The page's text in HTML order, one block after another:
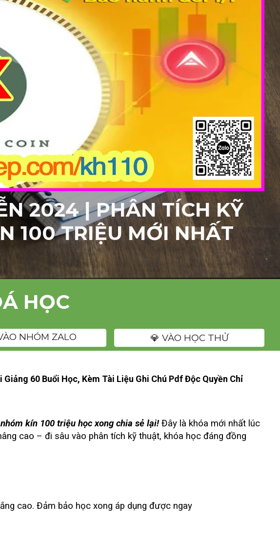
2024 | PHÂN TÍCH KỸ
100 TRIỆU MỚI NHẤT
HỌC
NHÓM ZALO 💎 VÀO HỌC THỬ
Giảng 60 Buổi Học, Kèm Tài Liệu Ghi Chú Pdf Độc Quyền Chỉ
kín 100 triệu học xong chia sẻ lại!Đây là khóa mới nhất lúc
cao – đi sâu vào phân tích kỹ thuật, khóa học đáng đồng
cao. Đảm bảo học xong áp dụng được ngay